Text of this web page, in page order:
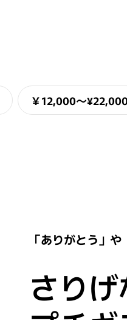
￥12,000〜¥22,000
「ありがとう」
さり